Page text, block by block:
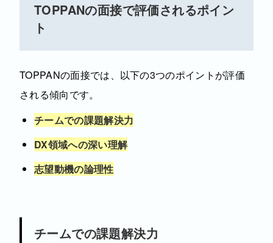
TOPPANの面接で評価されるポイン
ト
TOPPANの面接では、以下の3つのポイントが評価
される傾向です。
チームでの課題解決力
DX領域への深い理解
志望動機の論理性
チームでの課題解決力